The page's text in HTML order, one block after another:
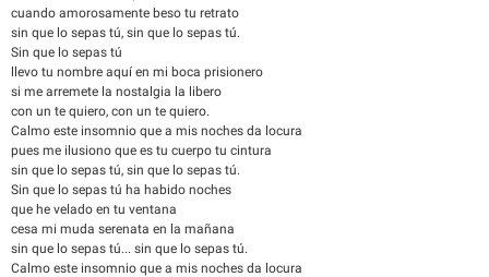
cuando amorosamente beso tu retrato
sin que lo sepas tú, sin que lo sepas tú.
Sin que lo sepas tú
llevo tu nombre aquí en mi boca prisionero
si me arremete la nostalgia la libero
con un te quiero, con un te quiero.
Calmo este insomnio que a mis noches da locura
pues me ilusiono que es tu cuerpo tu cintura
sin que lo sepas tú, sin que lo sepas tú.
Sin que lo sepas tú ha habido noches
que he velado en tu ventana
cesa mi muda serenata en la mañana
sin que lo sepas tú... sin que lo sepas tú.
Calmo este insomnio que a mis noches da locura